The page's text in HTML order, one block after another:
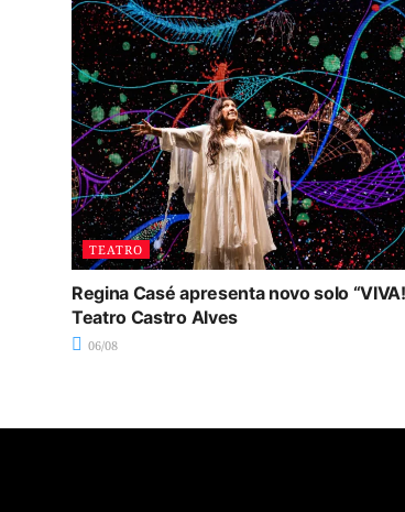
TEATRO
Regina Casé apresenta novo solo
Teatro Castro Alves
06/08